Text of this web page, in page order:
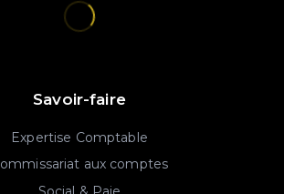
Savoir-faire
Expertise Comptable
aux comptes